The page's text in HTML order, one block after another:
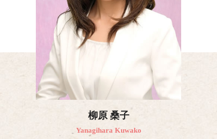
柳原 桑子
Yanagihara Kuwako